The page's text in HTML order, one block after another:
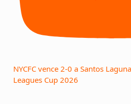
NYCFC vence 2-0 a Santos
Leagues Cup 2026